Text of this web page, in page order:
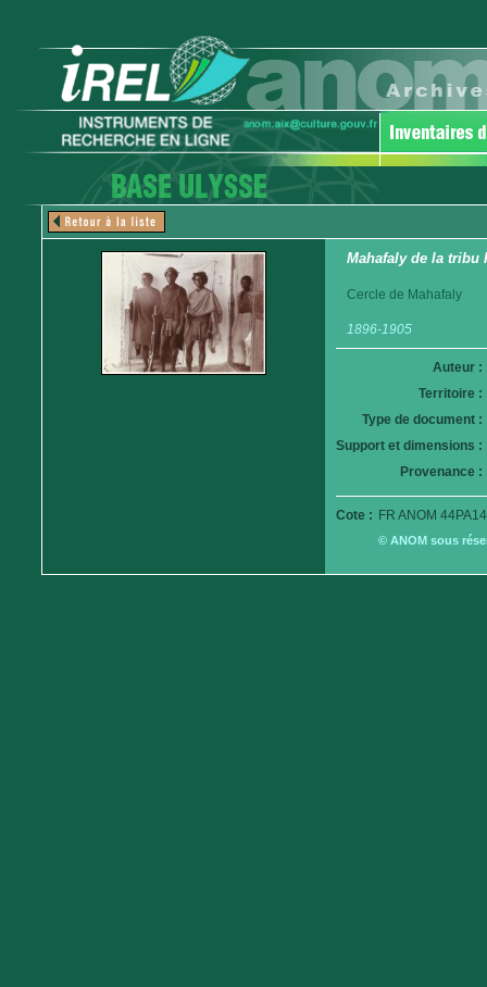
Mahafaly de la tribu
Cercle de Mahafaly
1896-1905
Auteur :
Territoire :
Type de document :
Support et dimensions :
Provenance :
Cote : FR ANOM
© ANOM sous